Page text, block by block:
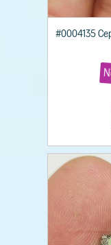
#0004135